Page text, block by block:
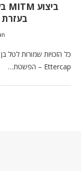
בעזרת SSLStrip מעודכן 2020
Ettercap – הפשטת…